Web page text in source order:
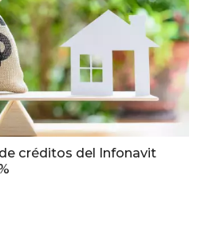
créditos del Infonavit